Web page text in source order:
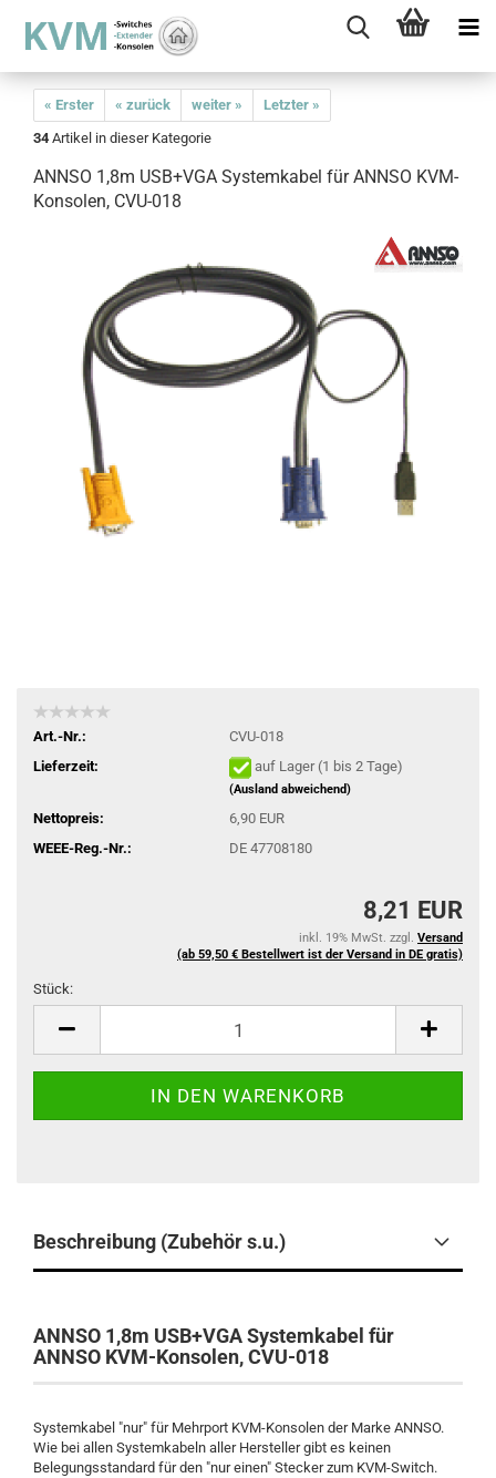
« Erster « zurück weiter »
Letzter »
34 Artikel in dieser Kategorie
ANNSO 1,8m USB+VGA Systemkabel für ANNSO KVM-
Konsolen, CVU-018
Art.-Nr.:
CVU-018
Lieferzeit:
auf Lager (1 bis 2 Tage)
(Ausland abweichend)
Nettopreis:
6,90 EUR
WEEE-Reg.-Nr.:
DE 47708180
8,21 EUR
inkl. 19% MwSt. zzgl. Versand
(ab 59,50 € Bestellwert ist der Versand in DE gratis)
Stück:
Beschreibung (Zubehör s.u.)
ANNSO 1,8m USB+VGA Systemkabel für
ANNSO KVM-Konsolen, CVU-018
Systemkabel "nur" für Mehrport KVM-Konsolen der Marke ANNSO.
Wie bei allen Systemkabeln aller Hersteller gibt es keinen
Belegungsstandard für den "nur einen" Stecker zum KVM-Switch.